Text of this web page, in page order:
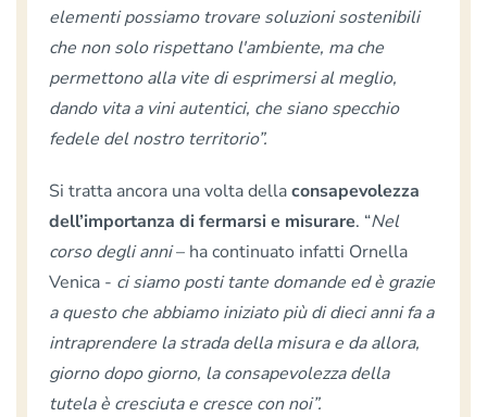
elementi possiamo trovare soluzioni sostenibili
che non solo rispettano l'ambiente, ma che
permettono alla vite di esprimersi al meglio,
dando vita a vini autentici, che siano specchio
fedele del nostro territorio”.
Si tratta ancora una volta dellaconsapevolezza
dell’importanza di fermarsi e misurare. “Nel
corso degli anni– ha continuato infatti Ornella
Venica - ci siamo posti tante domande ed è grazie
a questo che abbiamo iniziato più di dieci anni fa a
intraprendere la strada della misura e da allora,
giorno dopo giorno, la consapevolezza della
tutela è cresciuta e cresce con noi”.